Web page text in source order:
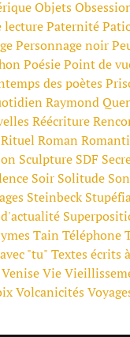
Objets
lecturePaternité
Personnage noir
PoésiePoint de
des poètes
Raymond
Réécriture
Rituel Roman
Sculpture SDF
Soir Solitude Son
Steinbeck
Tain Téléphone
"tu" Textes écrits
VeniseVie
Volcanicités